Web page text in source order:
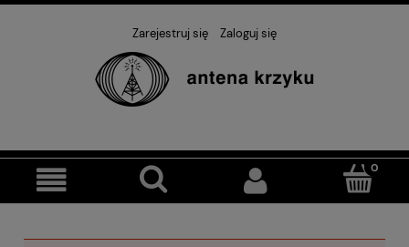
Zarejestruj się Zaloguj się